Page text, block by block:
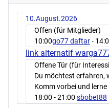
10.August.2026
Offen (für Mitglieder)
10:00go77 daftar-
link alternatif
Offene Tür (für
Du möchtest erfahren,
Komm vorbei und
18:00 - 21:00 sbobet88